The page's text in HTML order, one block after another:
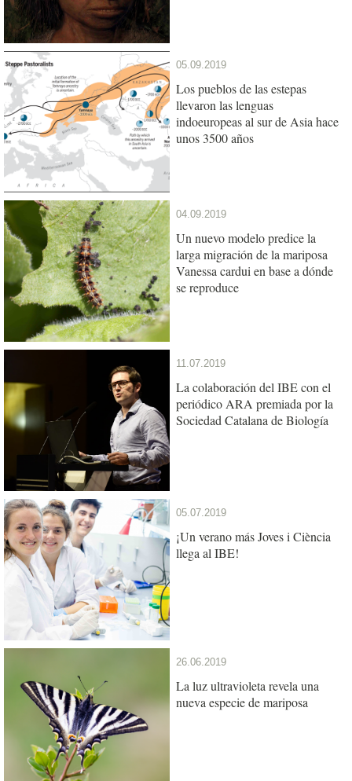
05.09.2019
Los pueblos de las estepas
llevaron las lenguas
indoeuropeas al sur de Asia hace
unos 3500 años
04.09.2019
Un nuevo modelo predice la
larga migración de la mariposa
Vanessa cardui en base a dónde
se reproduce
11.07.2019
La colaboración del IBE con el
periódico ARA premiada por la
Sociedad Catalana de Biología
05.07.2019
¡Un verano más Joves i Ciència
llega al IBE!
26.06.2019
La luz ultravioleta revela una
nueva especie de mariposa